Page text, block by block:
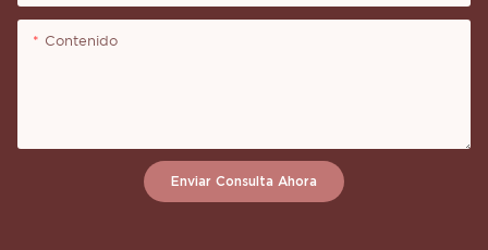
Contenido
Enviar Consulta Ahora